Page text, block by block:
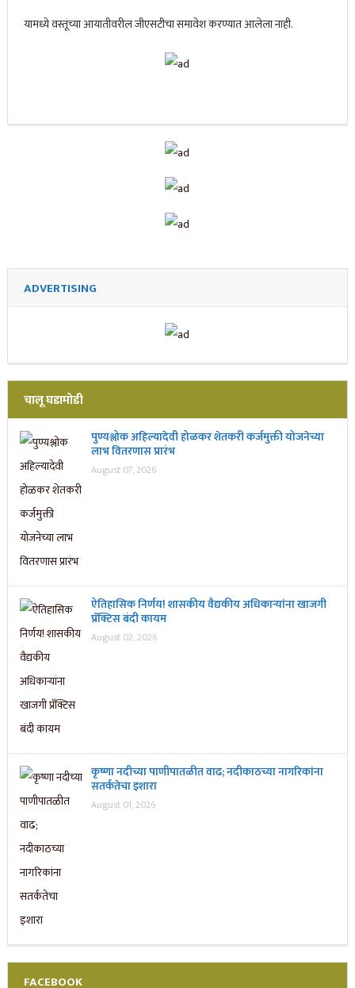
यामध्ये वस्तूंच्या आयातीवरील जीएसटीचा समावेश करण्यात आलेला नाही.
ADVERTISING
चालू घडामोडी
पुण्यश्लोक अहिल्यादेवी होळकर शेतकरी कर्जमुक्ती योजनेच्या
लाभ वितरणास प्रारंभ
August 07, 2026
ऐतिहासिक निर्णय! शासकीय वैद्यकीय अधिकाऱ्यांना खाजगी
प्रॅक्टिस बंदी कायम
August 02, 2026
कृष्णा नदीच्या पाणीपातळीत वाढ; नदीकाठच्या नागरिकांना
सतर्कतेचा इशारा
August 01, 2026
FACEBOOK